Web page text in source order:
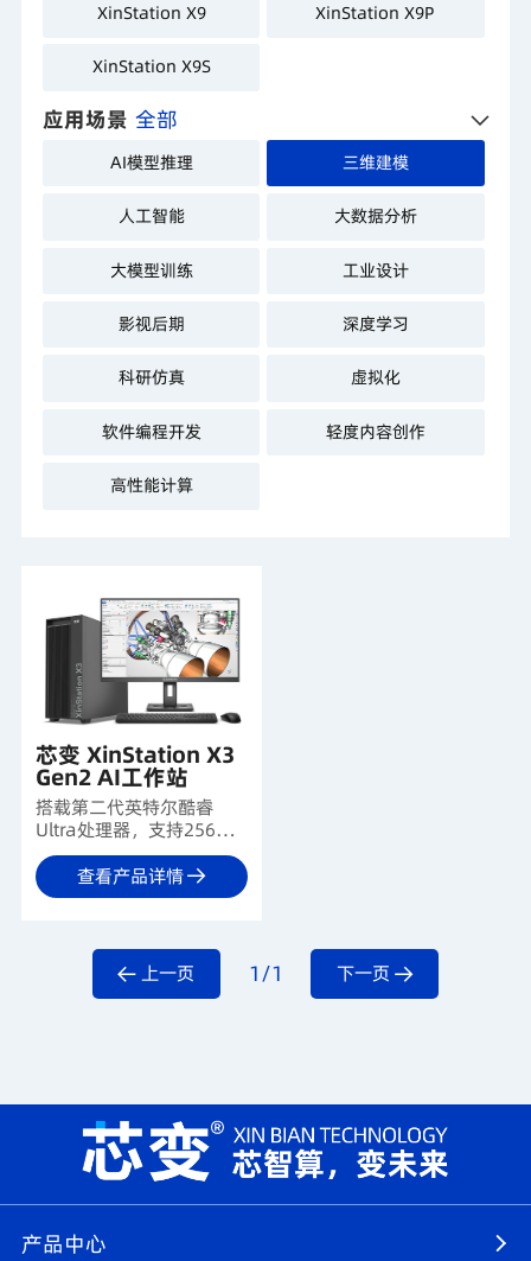
XinStation X9 XinStation X9P
XinStation X9S
应用场景 全部
AI模型推理 三维建模
人工智能 大数据分析
大模型训练 工业设计
影视后期 深度学习
科研仿真 虚拟化
软件编程开发 轻度内容创作
高性能计算
芯变 XinStation X3
Gen2 AI工作站
搭载第二代英特尔酷睿
Ultra处理器，支持256GB
DDR5内存、PCIe 5.0显卡
及多高速固态，结合高可
靠供电，保障内容创作、
查看产品详情
上一页 1/1 下一页
产品中心